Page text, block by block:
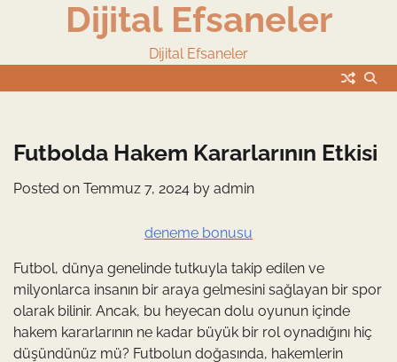
Dijital Efsaneler
Dijital Efsaneler
Futbolda Hakem Kararlarının Etkisi
Posted on Temmuz 7, 2024 by admin
deneme bonusu
Futbol, dünya genelinde tutkuyla takip edilen ve
milyonlarca insanın bir araya gelmesini sağlayan bir spor
olarak bilinir. Ancak, bu heyecan dolu oyunun içinde
hakem kararlarının ne kadar büyük bir rol oynadığını hiç
düşündünüz mü? Futbolun doğasında, hakemlerin